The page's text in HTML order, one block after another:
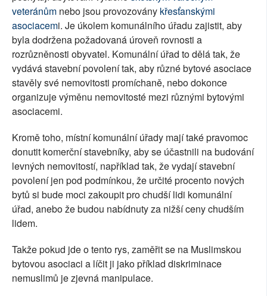
veteránům nebo jsou provozovány křesťanskými
asociacemi. Je úkolem komunálního úřadu zajistit, aby
byla dodržena požadovaná úroveň rovnosti a
rozrůzněnosti obyvatel. Komunální úřad to dělá tak, že
vydává stavební povolení tak, aby různé bytové asociace
stavěly své nemovitosti promíchaně, nebo dokonce
organizuje výměnu nemovitosté mezi různými bytovými
asociacemi.
Kromě toho, místní komunální úřady mají také pravomoc
donutit komerční stavebníky, aby se účastnili na budování
levných nemovitostí, například tak, že vydají stavební
povolení jen pod podmínkou, že určité procento nových
bytů si bude moci zakoupit pro chudší lidi komunální
úřad, anebo že budou nabídnuty za nižší ceny chudším
lidem.
Takže pokud jde o tento rys, zaměřit se na Muslimskou
bytovou asociaci a líčit ji jako příklad diskriminace
nemuslimů je zjevná manipulace.